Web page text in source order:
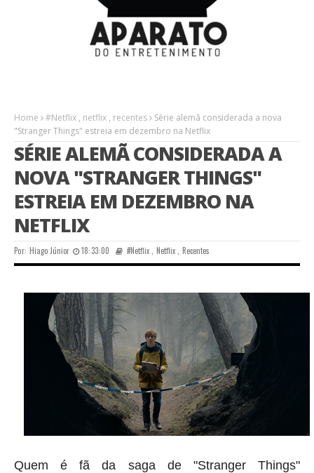
Home #Netflix , netflix , recentes
Série alemã considerada a nova
"Stranger Things" estreia em dezembro na Netflix
SÉRIE ALEMÃ CONSIDERADA A
NOVA "STRANGER THINGS"
ESTREIA EM DEZEMBRO NA
NETFLIX
Por: Hiago Júnior 18:33:00 #Netflix ,Netflix Recentes
Quem é fã da saga de "Stranger Things"